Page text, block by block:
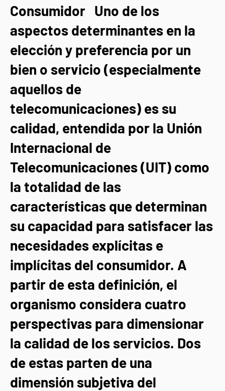
Consumidor Uno de los
aspectos determinantes en la
elección y preferencia por un
bien o servicio (especialmente
aquellos de
telecomunicaciones) es su
calidad, entendida por la Unión
Internacional de
Telecomunicaciones (UIT) como
la totalidad de las
características que determinan
su capacidad para satisfacer las
necesidades explícitas e
implícitas del consumidor. A
partir de esta definición, el
organismo considera cuatro
perspectivas para dimensionar
la calidad de los servicios. Dos
de estas parten de una
dimensión subjetiva del